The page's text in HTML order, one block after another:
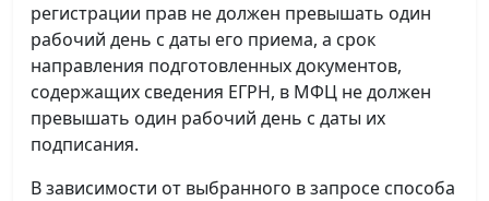
регистрации прав не должен превышать один
рабочий день с даты его приема, а срок
направления подготовленных документов,
содержащих сведения ЕГРН, в МФЦ не должен
превышать один рабочий день с даты их
подписания.
В зависимости от выбранного в запросе способа